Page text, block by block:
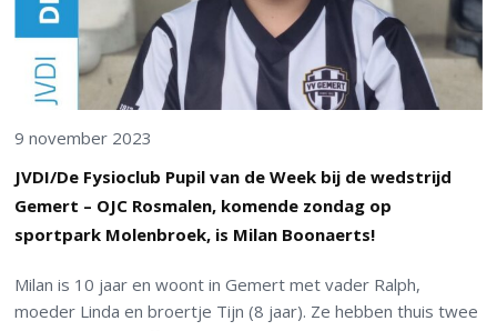
9 november 2023
JVDI/De Fysioclub Pupil van de Week bij de wedstrijd
Gemert – OJC Rosmalen, komende zondag op
sportpark Molenbroek, is Milan Boonaerts!
Milan is 10 jaar en woont in Gemert met vader Ralph,
moeder Linda en broertje Tijn (8 jaar). Ze hebben thuis twee